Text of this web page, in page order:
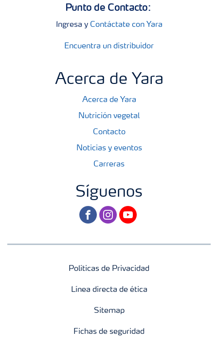
Punto de Contacto:
Ingresa y Contáctate con Yara
Encuentra un distribuidor
Acerca de Yara
Acerca de Yara
Nutrición vegetal
Contacto
Noticias y eventos
Carreras
Síguenos
facebookinstagram
youtube
Políticas de Privacidad
Línea directa de ética
Sitemap
Fichas de seguridad